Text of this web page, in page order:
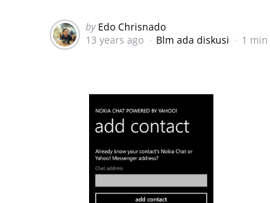
Posted
by
by Edo Chrisnado
13 years ago
Blm ada diskusi 1 min